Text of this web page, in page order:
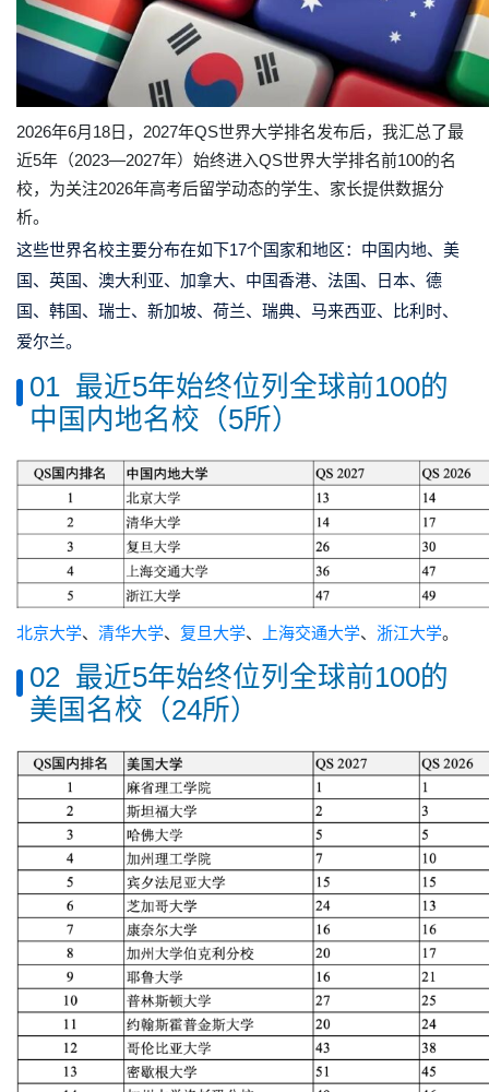
2026年6月18日，2027年QS世界大学排名发布后，我汇总了最
近5年（2023—2027年）始终进入QS世界大学排名前100的名
校，为关注2026年高考后留学动态的学生、家长提供数据分
析。
这些世界名校主要分布在如下17个国家和地区：中国内地、美
国、英国、澳大利亚、加拿大、中国香港、法国、日本、德
国、韩国、瑞士、新加坡、荷兰、瑞典、马来西亚、比利时、
爱尔兰。
01 最近5年始终位列全球前100的
中国内地名校（5所）
北京大学、 清华大学、 复旦大学、 上海交通大学、 浙江大学。
02 最近5年始终位列全球前100的
美国名校（24所）